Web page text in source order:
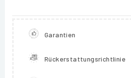
Garantien
Rückerstattungsrichtlinie